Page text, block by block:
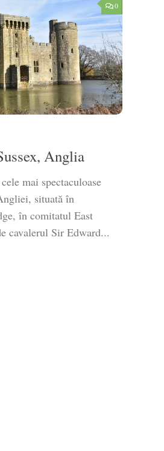
0
Anglia
mai spectaculoase
situată în
în comitatul East
cavalerul Sir Edward...